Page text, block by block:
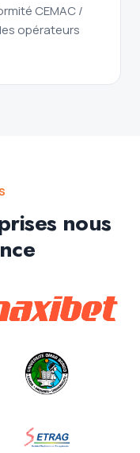
CEMAC /
opérateurs
nous